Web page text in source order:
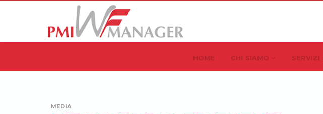
HOME CHI SIAMO SERVIZI
MEDIA